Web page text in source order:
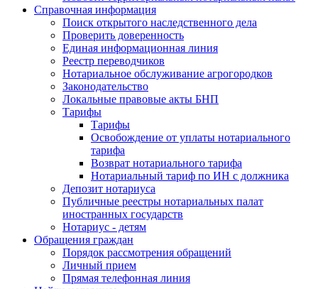
Справочная информация
Поиск открытого наследственного дела
Проверить доверенность
Единая информационная линия
Реестр переводчиков
Нотариальное обслуживание агрогородков
Законодательство
Локальные правовые акты БНП
Тарифы
Тарифы
Освобождение от уплаты нотариального
тарифа
Возврат нотариального тарифа
Нотариальный тариф по ИН с должника
Депозит нотариуса
Публичные реестры нотариальных палат
иностранных государств
Нотариус - детям
Обращения граждан
Порядок рассмотрения обращений
Личный прием
Прямая телефонная линия